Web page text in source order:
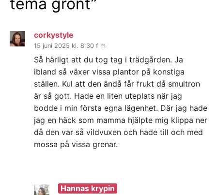
corkystyle
15 juni 2025 kl. 8:30 f m
Så härligt att du tog tag i trädgården. Ja
ibland så växer vissa plantor på konstiga
ställen. Kul att den ändå får frukt då smultron
är så gott. Hade en liten uteplats när jag
bodde i min första egna lägenhet. Där jag hade
jag en häck som mamma hjälpte mig klippa ner
då den var så vildvuxen och hade till och med
mossa på vissa grenar.
Hannas krypin